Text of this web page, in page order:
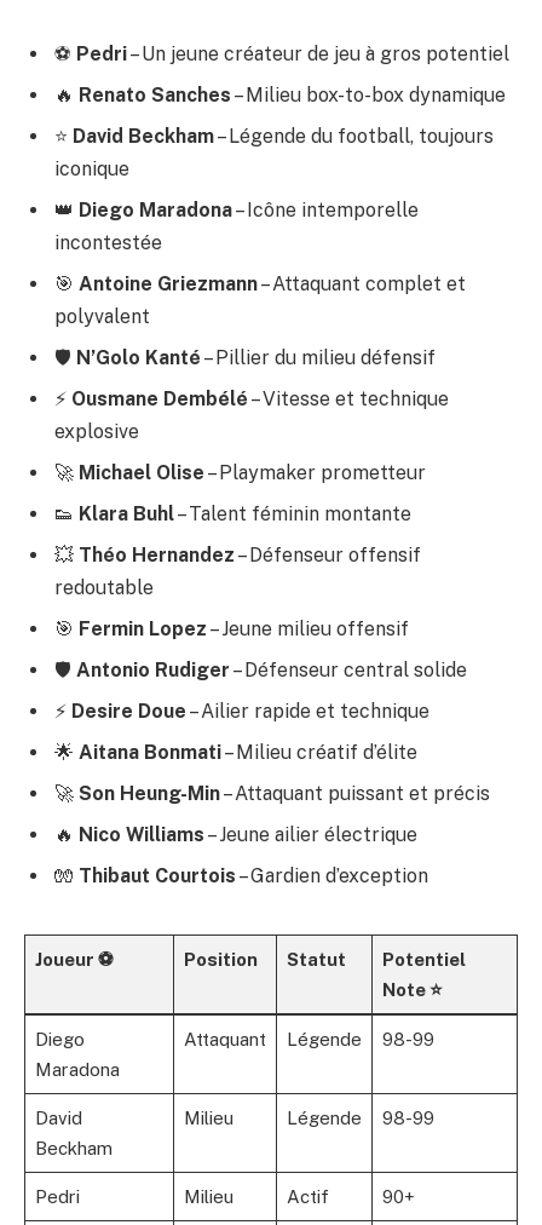
⚽ Pedri– Un jeune créateur de jeu à gros potentiel
🔥 Renato Sanches – Milieu box-to-box dynamique
⭐ David Beckham– Légende du football, toujours
iconique
👑 Diego Maradona– Icône intemporelle
incontestée
🎯 Antoine Griezmann– Attaquant complet et
polyvalent
🛡️ N’Golo Kanté – Pillier du milieu défensif
⚡ Ousmane Dembélé – Vitesse et technique
explosive
🚀 Michael Olise – Playmaker prometteur
👟 Klara Buhl– Talent féminin montante
💥 Théo Hernandez – Défenseur offensif
redoutable
🎯 Fermin Lopez – Jeune milieu offensif
🛡️ Antonio Rudiger – Défenseur central solide
⚡ Desire Doue – Ailier rapide et technique
🌟 Aitana Bonmati– Milieu créatif d’élite
🚀 Son Heung-Min– Attaquant puissant et précis
🔥 Nico Williams – Jeune ailier électrique
🧤 Thibaut Courtois – Gardien d’exception
Joueur ⚽ Position Statut
Potentiel
Note ⭐
Diego
Maradona
Attaquant Légende 98-99
David
Beckham
Milieu Légende 98-99
Pedri Milieu Actif 90+